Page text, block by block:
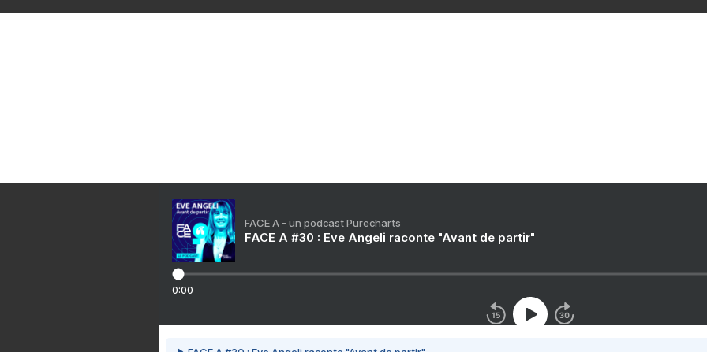
FACE A - un podcast Purecharts
FACE A #30 : Eve Angeli raconte "Avant de partir"
0:00